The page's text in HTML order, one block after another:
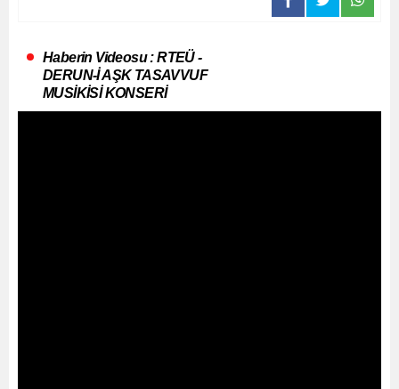
Haberin Videosu : RTEÜ -
DERUN-İ AŞK TASAVVUF
MUSİKİSİ KONSERİ